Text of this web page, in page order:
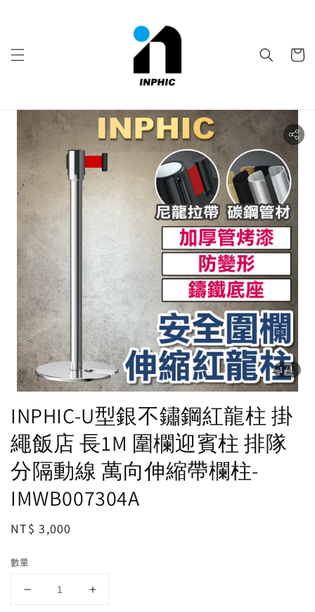
1/1
INPHIC-U型銀不鏽鋼紅龍柱 掛
繩飯店 長1M 圍欄迎賓柱 排隊
分隔動線 萬向伸縮帶欄柱-
IMWB007304A
Regular
NT$ 3,000
數量